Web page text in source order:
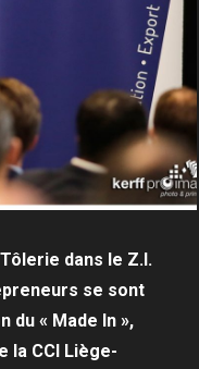
dans le Z.I.
se sont
du « Made In »,
la CCI Liège-